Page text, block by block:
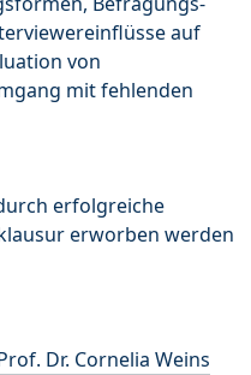
auf
von
mit fehlenden
erfolgreiche
erworben werden
Dr. Cornelia Weins